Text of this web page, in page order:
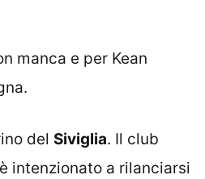
manca e per Kean
del Siviglia. Il club
intenzionato a rilanciarsi